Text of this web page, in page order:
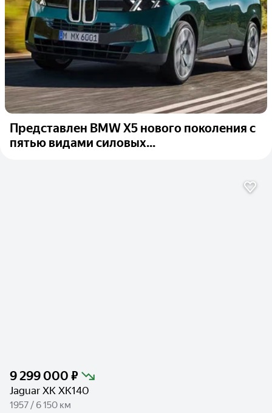
Представлен BMW X5 нового поколения с
пятью видами силовых...
9 299 000 ₽
Jaguar XK XK140
1957 / 6 150 км